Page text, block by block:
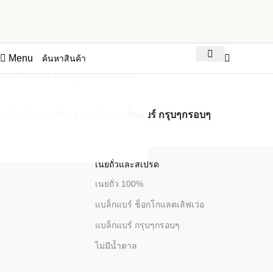
Menu
แบล็กแบร์ กรุบๆกรอบๆ
แบล็กแบร์ กรุบๆกรอบๆ
เนยถั่วและสเปรด
เนยถั่ว 100%
แบล็กแบร์ ช็อกโกแลตเลิฟเว่อ
แบล็กแบร์ กรุบๆกรอบๆ
ไม่มีน้ำตาล